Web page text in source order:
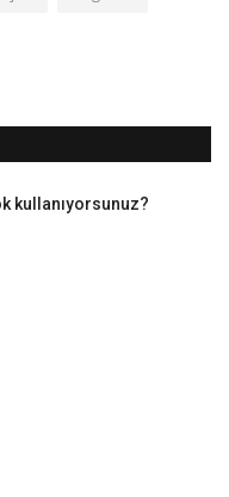
kullanıyorsunuz?